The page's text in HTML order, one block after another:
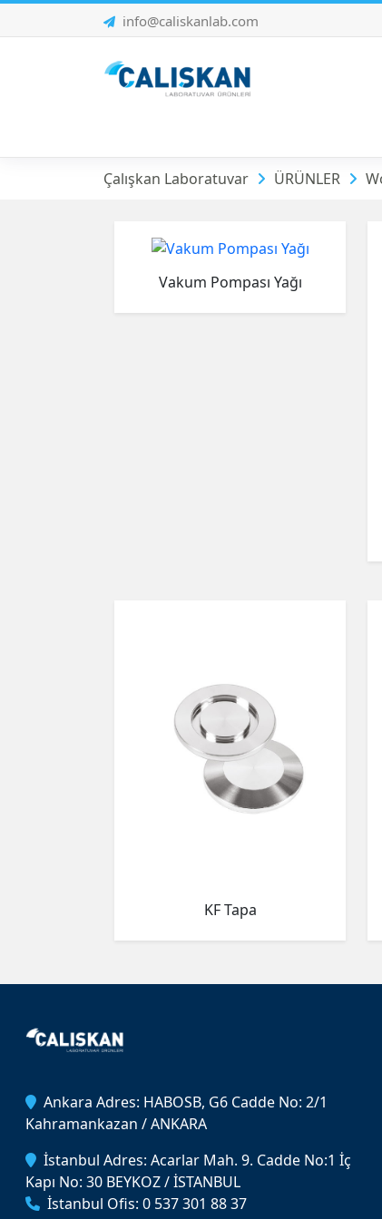
info@caliskanlab.com
Vakum
Çalışkan Laboratuvar ÜRÜNLER
Vakum Pompası Yağı
KF Tapa
Ankara Adres: HABOSB, G6 Cadde No: 2/1
Kahramankazan / ANKARA
İstanbul Adres: Acarlar Mah. 9. Cadde No:1 İç
Kapı No: 30 BEYKOZ / İSTANBUL
İstanbul Ofis: 0 537 301 88 37